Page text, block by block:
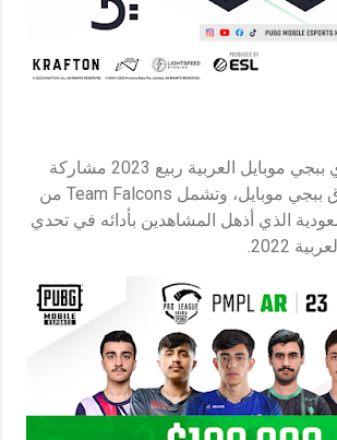
ستشهد بطولة دوري ببجي موبايل العربية ربيع 2023 مشاركة
بعض من أفضل فرق ببجي موبايل، وتشمل Team Falcons من
الذي أذهل المشاهدين بأدائه في تحدي
2022.